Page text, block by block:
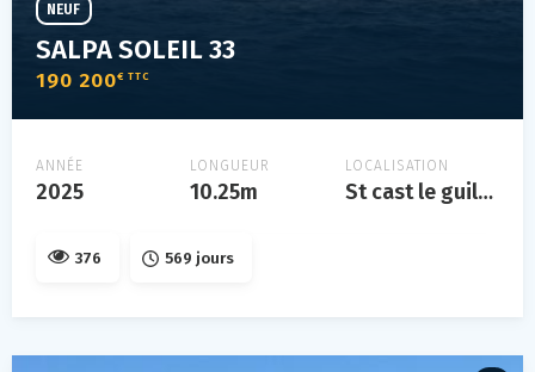
SALPA SOLEIL 33
190 200€ TTC
NEUF
ANNÉE
2025
LONGUEUR
10.25m
LOCALISATION
St cast le guildo
376 569 jours